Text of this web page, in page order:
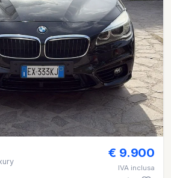
€ 9.900
IVA inclusa